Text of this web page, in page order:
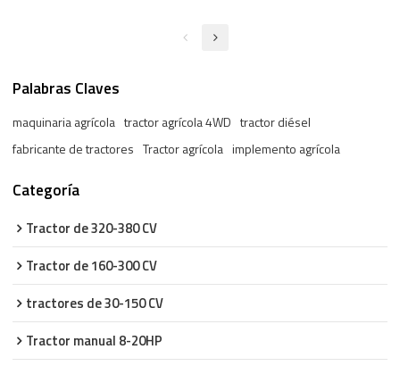
Palabras Claves
maquinaria agrícola tractor agrícola 4WD tractor diésel
fabricante de tractores Tractor agrícola implemento agrícola
Categoría
Tractor de 320-380 CV
Tractor de 160-300 CV
tractores de 30-150 CV
Tractor manual 8-20HP